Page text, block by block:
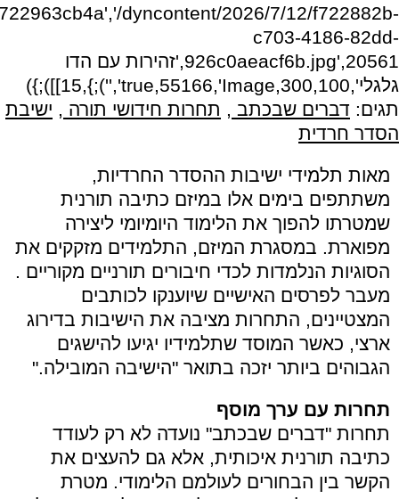
dyncontent/2026/7/12/f722882b-
c703-4186-82dd-
926c0aeacf6b.jpg',20561,'זהירות עם הדו
גלגלי',300,100,true,55166,'Image','');},15]]);})
תגים: דברים שבכתב , תחרות חידושי תורה , ישיבת
הסדר חרדית
מאות תלמידי ישיבות ההסדר החרדיות,
משתתפים בימים אלו במיזם כתיבה תורנית
שמטרתו להפוך את הלימוד היומיומי ליצירה
מפוארת. במסגרת המיזם, התלמידים מזקקים את
הסוגיות הנלמדות לכדי חיבורים תורניים מקוריים .
מעבר לפרסים האישיים שיוענקו לכותבים
המצטיינים, התחרות מציבה את הישיבות בדירוג
ארצי, כאשר המוסד שתלמידיו יגיעו להישגים
הגבוהים ביותר יזכה בתואר "הישיבה המובילה."
תחרות עם ערך מוסף
תחרות "דברים שבכתב" נועדה לא רק לעודד
כתיבה תורנית איכותית, אלא גם להעצים את
הקשר בין הבחורים לעולמם הלימודי. מטרת